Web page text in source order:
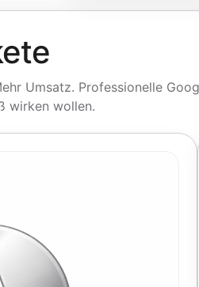
Umsatz. Professionelle
wirken wollen.